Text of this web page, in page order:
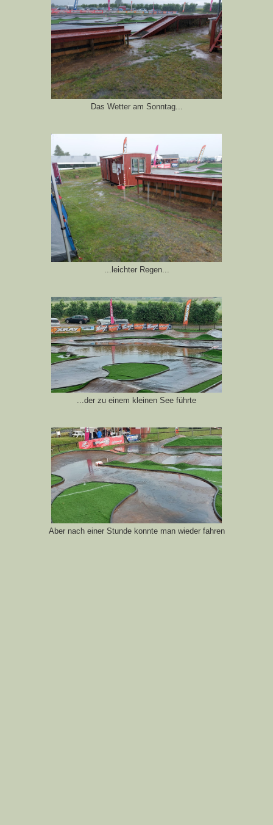
Das Wetter am Sonntag...
...leichter Regen...
...der zu einem kleinen See führte
Aber nach einer Stunde konnte man wieder fahren